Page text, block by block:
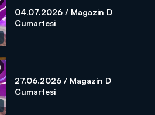
04.07.2026 / Magazin D
Cumartesi
27.06.2026 / Magazin D
Cumartesi